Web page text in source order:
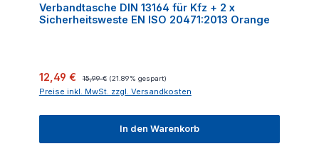
Verbandtasche DIN 13164 für Kfz + 2 x
Sicherheitsweste EN ISO 20471:2013 Orange
Verkaufspreis:
12,49 € 15,99 € (21.89% gespart)
Preise inkl. MwSt. zzgl. Versandkosten
In den Warenkorb